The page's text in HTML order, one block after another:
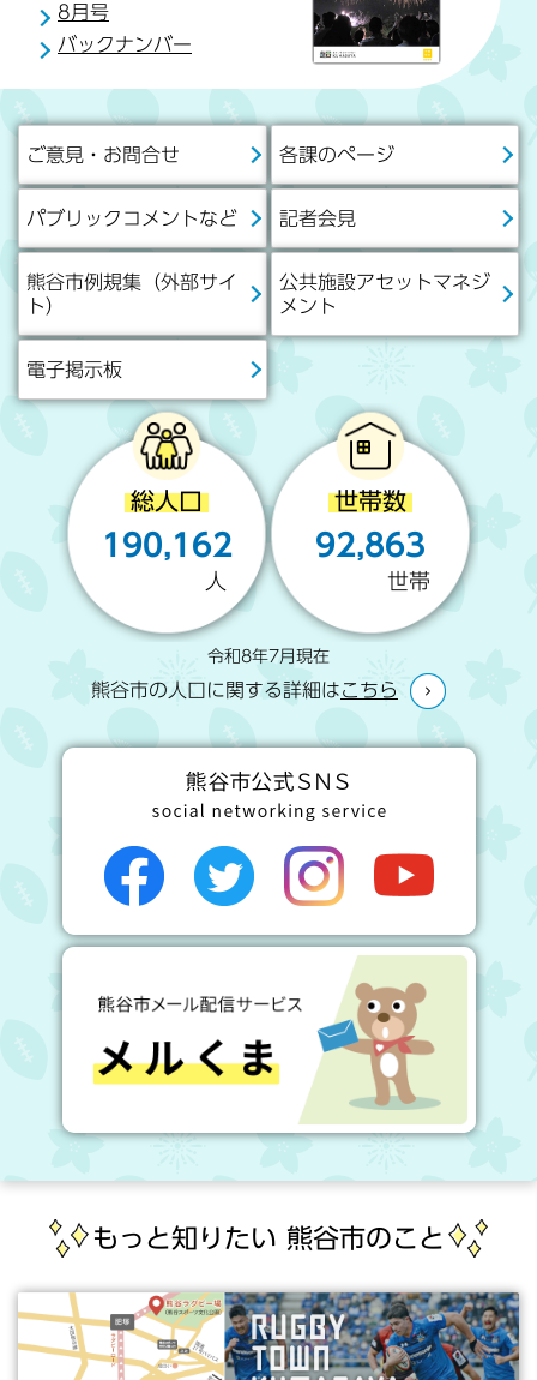
8月号
バックナンバー
市
政
情
報
ご意見・お問合せ 各課のページ
パブリックコメントなど 記者会見
熊谷市例規集（外部サイ
ト）
公共施設アセットマネジ
メント
電子掲示板
総人口
190,162
人
世帯数
92,863
世帯
令和8年7月現在
熊谷市の人口に関する詳細はこちら
もっと知りたい 熊谷市のこと